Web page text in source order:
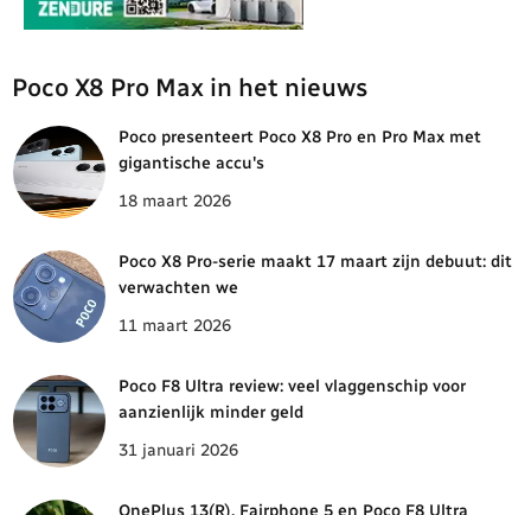
Poco X8 Pro Max in het nieuws
Poco presenteert Poco X8 Pro en Pro Max met
gigantische accu's
18 maart 2026
Poco X8 Pro-serie maakt 17 maart zijn debuut: dit
verwachten we
11 maart 2026
Poco F8 Ultra review: veel vlaggenschip voor
aanzienlijk minder geld
31 januari 2026
OnePlus 13(R), Fairphone 5 en Poco F8 Ultra